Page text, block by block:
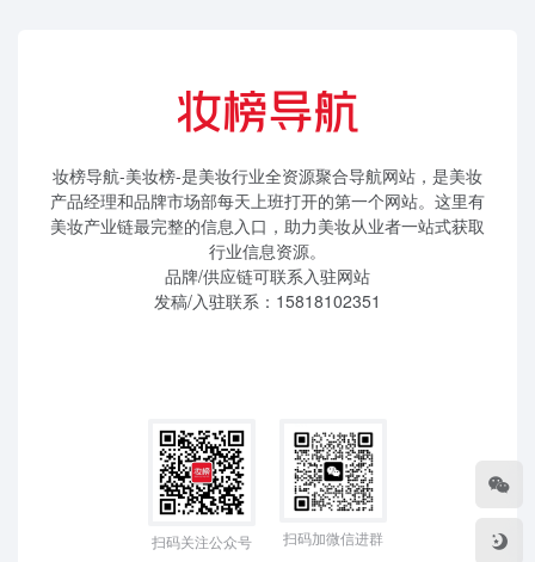
妆榜导航-美妆榜-是美妆行业全资源聚合导航网站，是美妆
产品经理和品牌市场部每天上班打开的第一个网站。这里有
美妆产业链最完整的信息入口，助力美妆从业者一站式获取
行业信息资源。
品牌/供应链可联系入驻网站
发稿/入驻联系：15818102351
扫码关注公众号 扫码加微信进群